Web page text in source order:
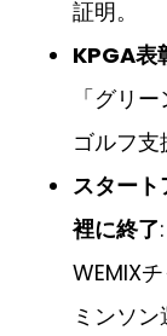
証明。
KPGA
「グリ
ゴルフ支
スター
裡に終了:
WEMIX
ミンソン